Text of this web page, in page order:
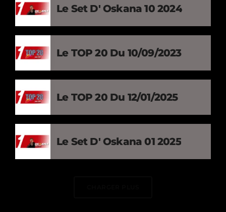
Le Set D' Oskana 10 2024
Le TOP 20 Du 10/09/2023
Le TOP 20 Du 12/01/2025
Le Set D' Oskana 01 2025